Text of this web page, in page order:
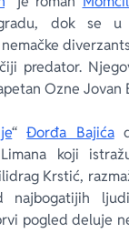
dok se u
predator.
Ozne Jovan
“Đorđa Bajića
koji
Krstić,
najbogatijih
pogled deluje